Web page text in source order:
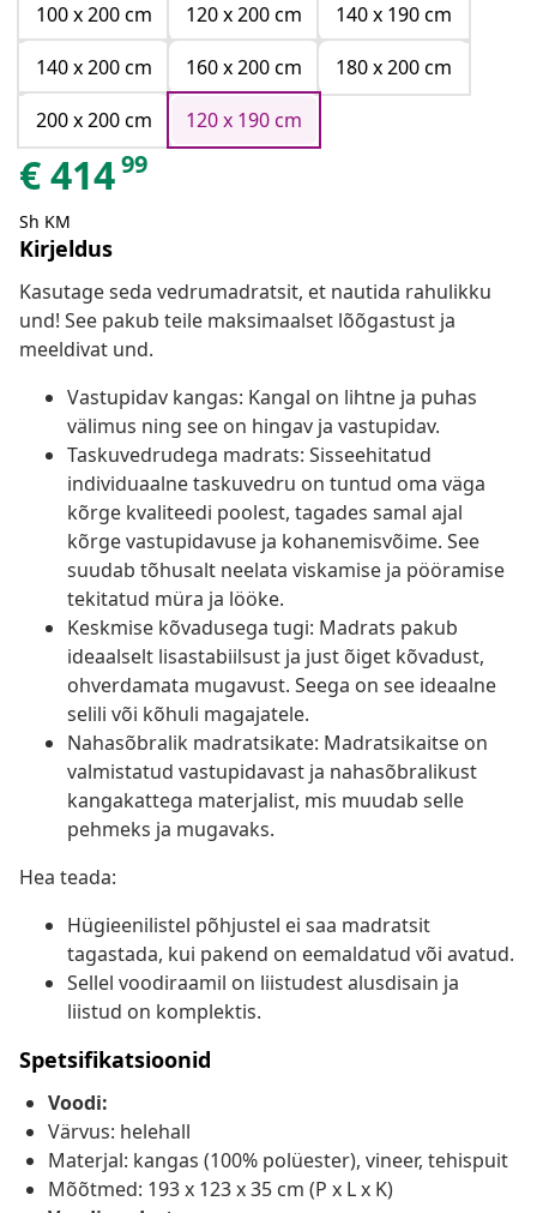
100 x 200 cm
120 x 200 cm
140 x 190 cm
140 x 200 cm
160 x 200 cm
180 x 200 cm
200 x 200 cm
120 x 190 cm
€41499
Sh KM
Kirjeldus
Kasutage seda vedrumadratsit, et nautida rahulikku
und! See pakub teile maksimaalset lõõgastust ja
meeldivat und.
Vastupidav kangas: Kangal on lihtne ja puhas
välimus ning see on hingav ja vastupidav.
Taskuvedrudega madrats: Sisseehitatud
individuaalne taskuvedru on tuntud oma väga
kõrge kvaliteedi poolest, tagades samal ajal
kõrge vastupidavuse ja kohanemisvõime. See
suudab tõhusalt neelata viskamise ja pööramise
tekitatud müra ja lööke.
Keskmise kõvadusega tugi: Madrats pakub
ideaalselt lisastabiilsust ja just õiget kõvadust,
ohverdamata mugavust. Seega on see ideaalne
selili või kõhuli magajatele.
Nahasõbralik madratsikate: Madratsikaitse on
valmistatud vastupidavast ja nahasõbralikust
kangakattega materjalist, mis muudab selle
pehmeks ja mugavaks.
Hea teada:
Hügieenilistel põhjustel ei saa madratsit
tagastada, kui pakend on eemaldatud või avatud.
Sellel voodiraamil on liistudest alusdisain ja
liistud on komplektis.
Spetsifikatsioonid
Voodi:
Värvus: helehall
Materjal: kangas (100% polüester), vineer, tehispuit
Mõõtmed: 193 x 123 x 35 cm (P x L x K)